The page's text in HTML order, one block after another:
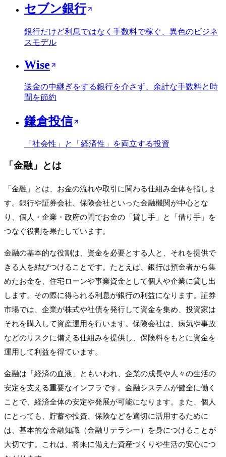
セブン銀行
銀行だけど利息ではなく手数料で稼ぐ、異色のビジネ
スモデル
Wise
送金の中継ぎをする銀行を介さず、余計な手数料と時
間を節約
鎌倉投信
「社会性」と「経済性」を両立する投資
「 金融 」とは
「金融」とは、お金の流れや取引に関わる仕組み全体を指しま
す。銀行や証券会社、保険会社といった金融機関が中心とな
り、個人・企業・政府の間でお金の「貸し手」と「借り手」を
つなぐ役割を果たしています。
金融の基本的な役割は、資金を必要とする人と、それを提供で
きる人を結びつけることです。たとえば、銀行は預金者から集
めたお金を、住宅ローンや事業資金として個人や企業に貸し出
します。その際に得られる利息が銀行の利益になります。証券
市場では、企業が株式や社債を発行して資金を集め、投資家は
それを購入して資産運用を行います。保険会社は、病気や事故
などのリスクに備える仕組みを提供し、保険料をもとに資金を
運用して利益を得ています。
金融は「経済の血液」ともいわれ、企業の成長や人々の生活の
安定を支える重要なインフラです。金融システムが健全に働く
ことで、経済全体の安定や発展が可能になります。また、個人
にとっても、貯蓄や投資、保険などを適切に活用するために
は、基本的な金融知識（金融リテラシー）を身につけることが
大切です。これは、将来に備えた資産づくりや生活の安心につ